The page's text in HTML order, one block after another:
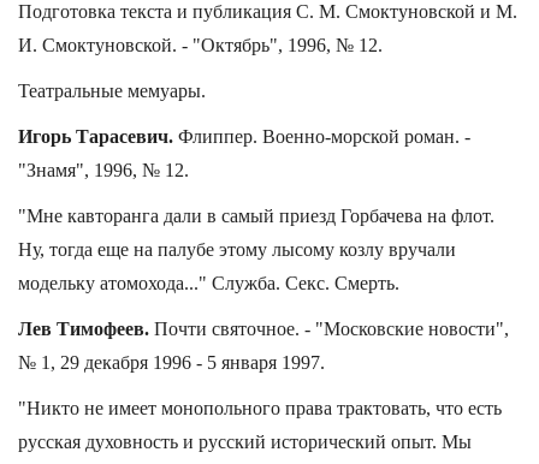
Подготовка текста и публикация С. М. Смоктуновской и М.
И. Смоктуновской. - "Октябрь", 1996, № 12.
Театральные мемуары.
Игорь Тарасевич. Флиппер. Военно-морской роман. -
"Знамя", 1996, № 12.
"Мне кавторанга дали в самый приезд Горбачева на флот.
Ну, тогда еще на палубе этому лысому козлу вручали
модельку атомохода..." Служба. Секс. Смерть.
Лев Тимофеев. Почти святочное. - "Московские новости",
№ 1, 29 декабря 1996 - 5 января 1997.
"Никто не имеет монопольного права трактовать, что есть
русская духовность и русский исторический опыт. Мы